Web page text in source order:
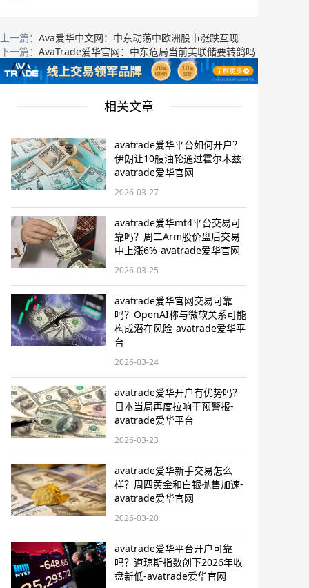
上一篇： Ava爱华中文网：中东动荡中欧洲股市涨跌互现
下一篇： AvaTrade爱华官网：中东危局当前美联储要转鸽吗
相关文章
avatrade爱华平台如何开户？
伊朗让10艘油轮通过霍尔木兹-
avatrade爱华官网
2026-03-27
avatrade爱华mt4平台交易可
靠吗？周二Arm股价盘后交易
中上涨6%-avatrade爱华官网
2026-03-25
avatrade爱华官网交易可靠
吗？OpenAI称与微软关系可能
构成潜在风险-avatrade爱华平
台
2026-03-24
avatrade爱华开户有优势吗？
日本当局再度拉响干预警报​-
avatrade爱华平台
2026-03-23
avatrade爱华新手交易怎么
样？周四黄金和白银抛售加速-
avatrade爱华官网
2026-03-20
avatrade爱华平台开户可靠
吗？道琼斯指数创下2026年收
盘新低-avatrade爱华官网